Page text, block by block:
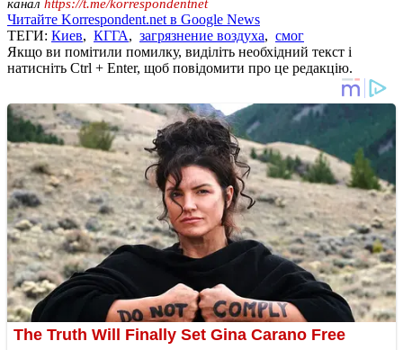
канал https://t.me/korrespondentnet
Читайте Korrespondent.net в Google News
ТЕГИ: Киев, КГГА, загрязнение воздуха, смог
Якщо ви помітили помилку, виділіть необхідний текст і
натисніть Ctrl + Enter, щоб повідомити про це редакцію.